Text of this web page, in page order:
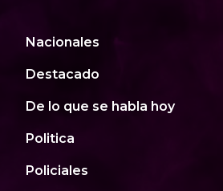
Nacionales
Destacado
De lo que se habla hoy
Politica
Policiales